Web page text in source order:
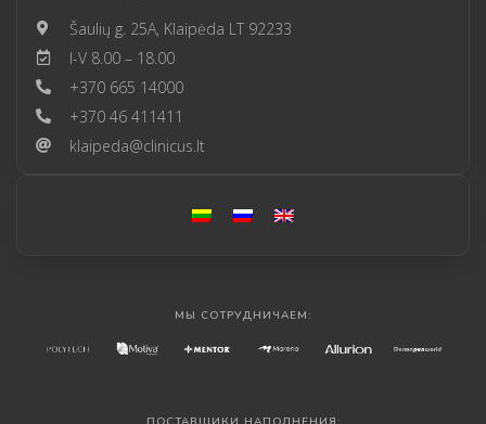
Šaulių g. 25A, Klaipėda LT 92233
I-V 8.00 – 18.00
+370 665 14000
+370 46 411411
klaipeda@clinicus.lt
МЫ СОТРУДНИЧАЕМ: